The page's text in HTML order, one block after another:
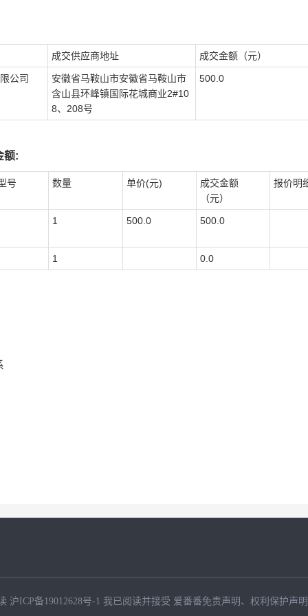
成交供应商地址 成交金额（元）
公司
安徽省马鞍山市安徽省马鞍山市
含山县环峰镇国际花城商业2#10
8、208号
500.0
额:
号 数量 单价(元)
成交金额
（元）
报价明
1 500.0 500.0
1 0.0
沪ICP备19012628号-1 我已阅读并接受 爱番番免责声明 、 权利保护声明